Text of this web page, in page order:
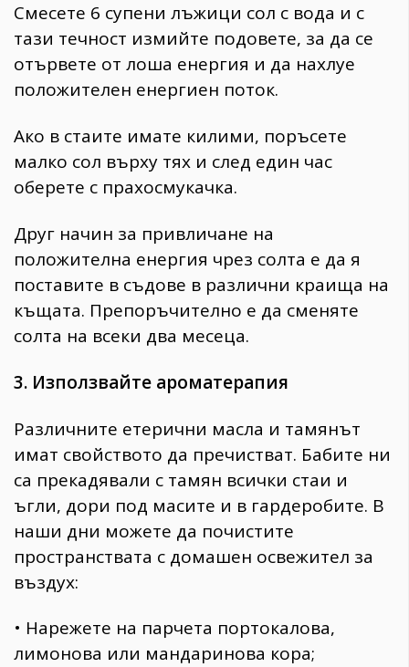
Смесете 6 супени лъжици сол с вода и с
тази течност измийте подовете, за да се
отървете от лоша енергия и да нахлуе
положителен енергиен поток.
Ако в стаите имате килими, поръсете
малко сол върху тях и след един час
оберете с прахосмукачка.
Друг начин за привличане на
положителна енергия чрез солта е да я
поставите в съдове в различни краища на
къщата. Препоръчително е да сменяте
солта на всеки два месеца.
3. Използвайте ароматерапия
Различните етерични масла и тамянът
имат свойството да пречистват. Бабите ни
са прекадявали с тамян всички стаи и
ъгли, дори под масите и в гардеробите. В
наши дни можете да почистите
пространствата с домашен освежител за
въздух:
• Нарежете на парчета портокалова,
лимонова или мандаринова кора;